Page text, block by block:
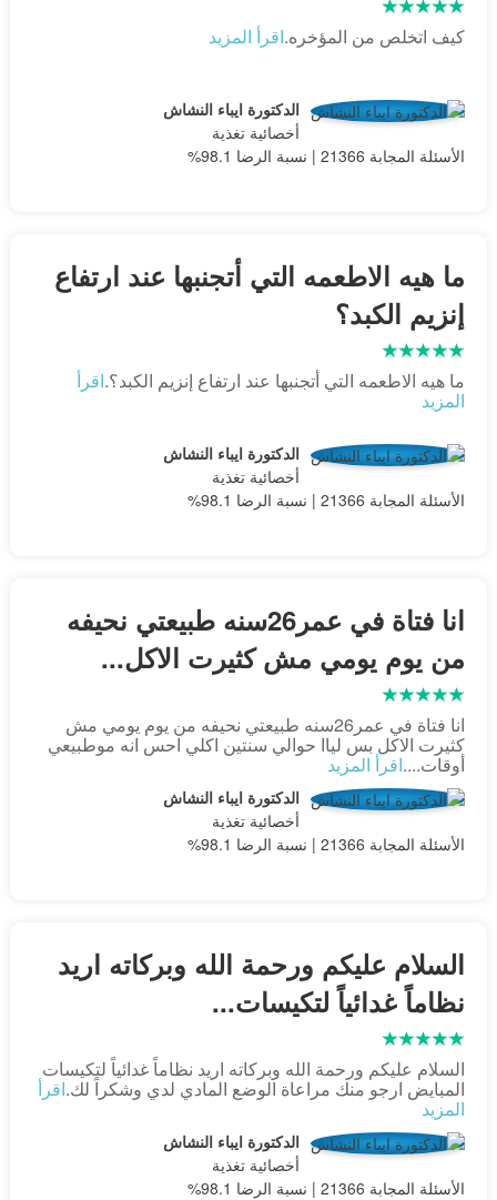
كيف اتخلص من المؤخره.اقرأ المزيد
الدكتورة ايباء النشاش
أخصائية تغذية
الأسئلة المجابة 21366 | نسبة الرضا 98.1%
ما هيه الاطعمه التي أتجنبها عند ارتفاع
إنزيم الكبد؟
ما هيه الاطعمه التي أتجنبها عند ارتفاع إنزيم الكبد؟.اقرأ
المزيد
الدكتورة ايباء النشاش
أخصائية تغذية
الأسئلة المجابة 21366 | نسبة الرضا 98.1%
انا فتاة في عمر26سنه طبيعتي نحيفه
من يوم يومي مش كثيرت الاكل...
انا فتاة في عمر26سنه طبيعتي نحيفه من يوم يومي مش
كثيرت الاكل بس لياا حوالي سنتين اكلي احس انه موطبيعي
أوقات....اقرأ المزيد
الدكتورة ايباء النشاش
أخصائية تغذية
الأسئلة المجابة 21366 | نسبة الرضا 98.1%
السلام عليكم ورحمة الله وبركاته اريد
نظاماً غدائياً لتكيسات...
السلام عليكم ورحمة الله وبركاته اريد نظاماً غدائياً لتكيسات
المبايض ارجو منك مراعاة الوضع المادي لدي وشكراً لك.اقرأ
المزيد
الدكتورة ايباء النشاش
أخصائية تغذية
الأسئلة المجابة 21366 | نسبة الرضا 98.1%